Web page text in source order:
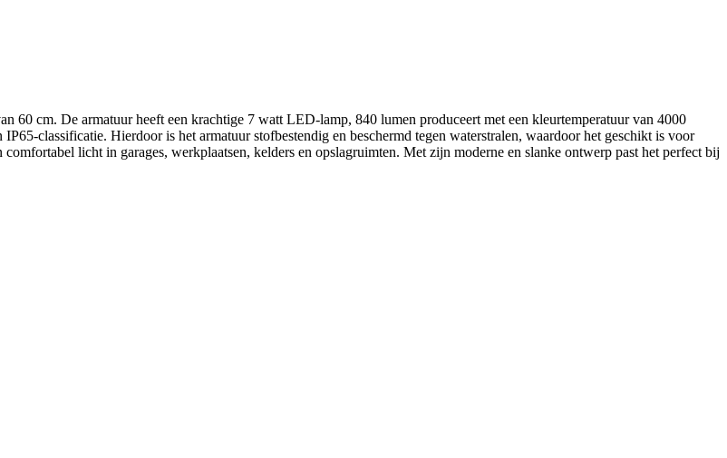
60 cm. De armatuur heeft een krachtige 7 watt LED-lamp, 840 lumen produceert met een kleurtemperatuur van 4000
classificatie. Hierdoor is het armatuur stofbestendig en beschermd tegen waterstralen, waardoor het geschikt is voor
licht in garages, werkplaatsen, kelders en opslagruimten. Met zijn moderne en slanke ontwerp past het perfect bij